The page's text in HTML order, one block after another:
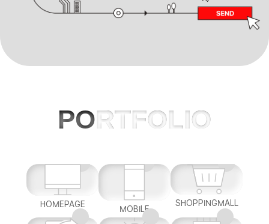
PORTFOLIO
HOMEPAGE MOBILE
SHOPPINGMALL